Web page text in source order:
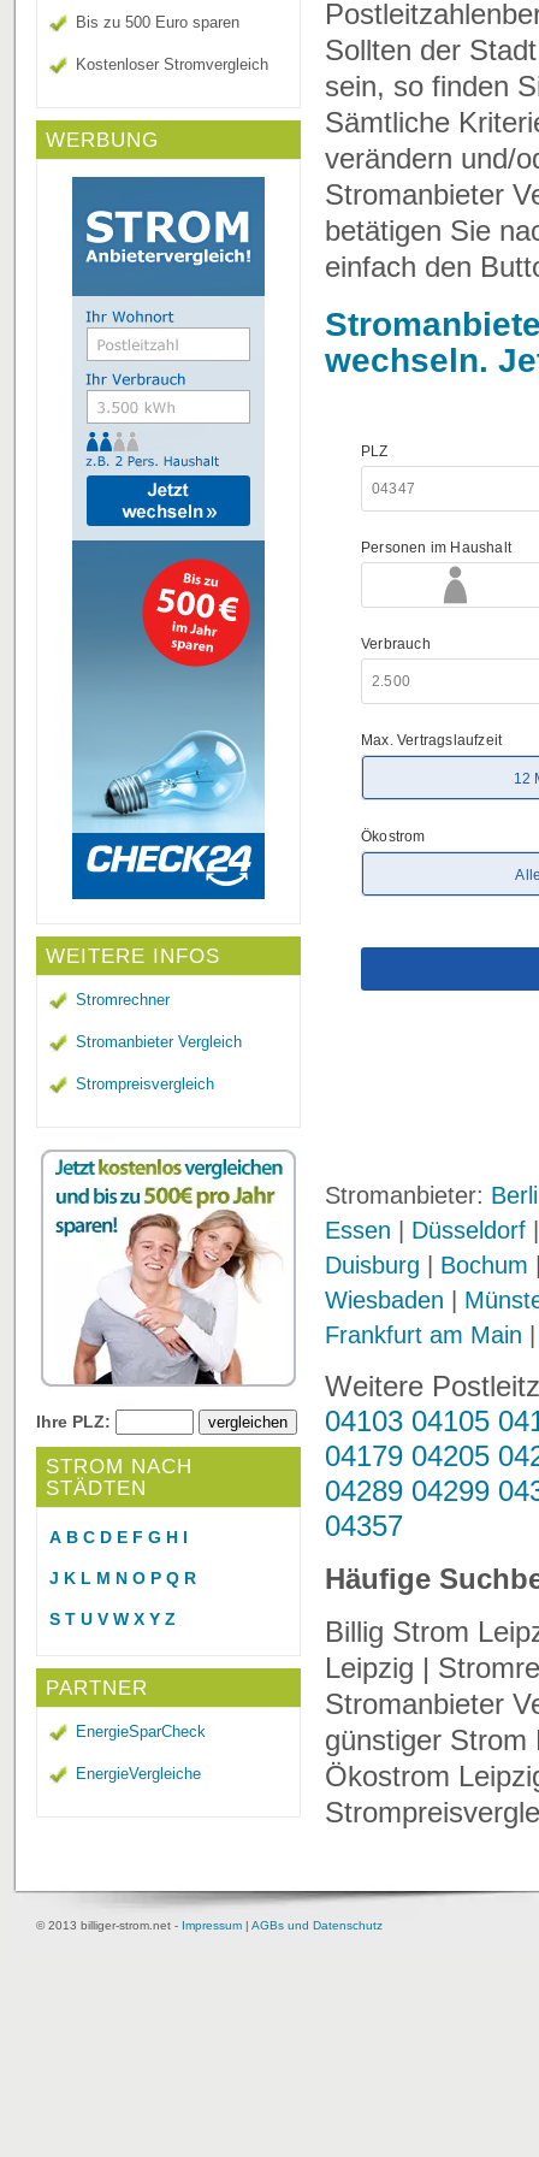
Bis zu 500 Euro sparen
Kostenloser Stromvergleich
WERBUNG
WEITERE INFOS
Stromrechner
Stromanbieter Vergleich
Strompreisvergleich
Ihre PLZ:
STROM NACH
STÄDTEN
A B C D E F G H I
J K L M N O P Q R
S T U V W X Y Z
PARTNER
EnergieSparCheck
EnergieVergleiche
Sollten der
sein, so finden
Sämtliche
verändern und/
Stromanbieter
betätigen Sie
einfach den
wechseln.
Stromanbieter:
Essen
Düsseldorf
Duisburg
Bochum
Wiesbaden
Frankfurt am Main
Weitere
04103 04105
04179 04205
04289 04299
04357
Häufige
Billig Strom
Leipzig |
Stromanbieter
günstiger Strom
Ökostrom
© 2013 billiger-strom.net - Impressum | AGBs und Datenschutz